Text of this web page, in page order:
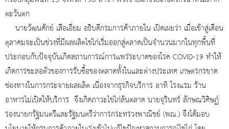
ตะวันตก
นายวัฒนศักย์ เสือเอี่ยม อธิบดีกรมการค้าภายใน เปิดเผยว่า เมื่อเข้าสู่เดือน
ตุลาคมจะเป็นช่วงที่มีผลผลิตไข่ไก่เริ่มออกสู่ตลาดเป็นจำนวนมากในทุกพื้นที่
ประกอบกับปัจจุบันเกิดสถานการณ์การแพร่ระบาดของโรค COVID-19 ทำให้
เกิดการชะลอตัวของการรับซื้อของตลาดทั้งในและต่างประเทศ เกษตรกรขาด
ช่องทางในการกระจายผลผลิต เนื่องจากธุรกิจบริการ อาทิ โรงแรม ร้าน
อาหารไม่เปิดให้บริการ จึงเกิดภาวะไข่ไก่ล้นตลาด นายจุรินทร์ ลักษณวิศิษฏ์
รองนายกรัฐมนตรีและรัฐมนตรีว่าการกระทรวงพาณิชย์ (พณ.) จึงได้มอบ